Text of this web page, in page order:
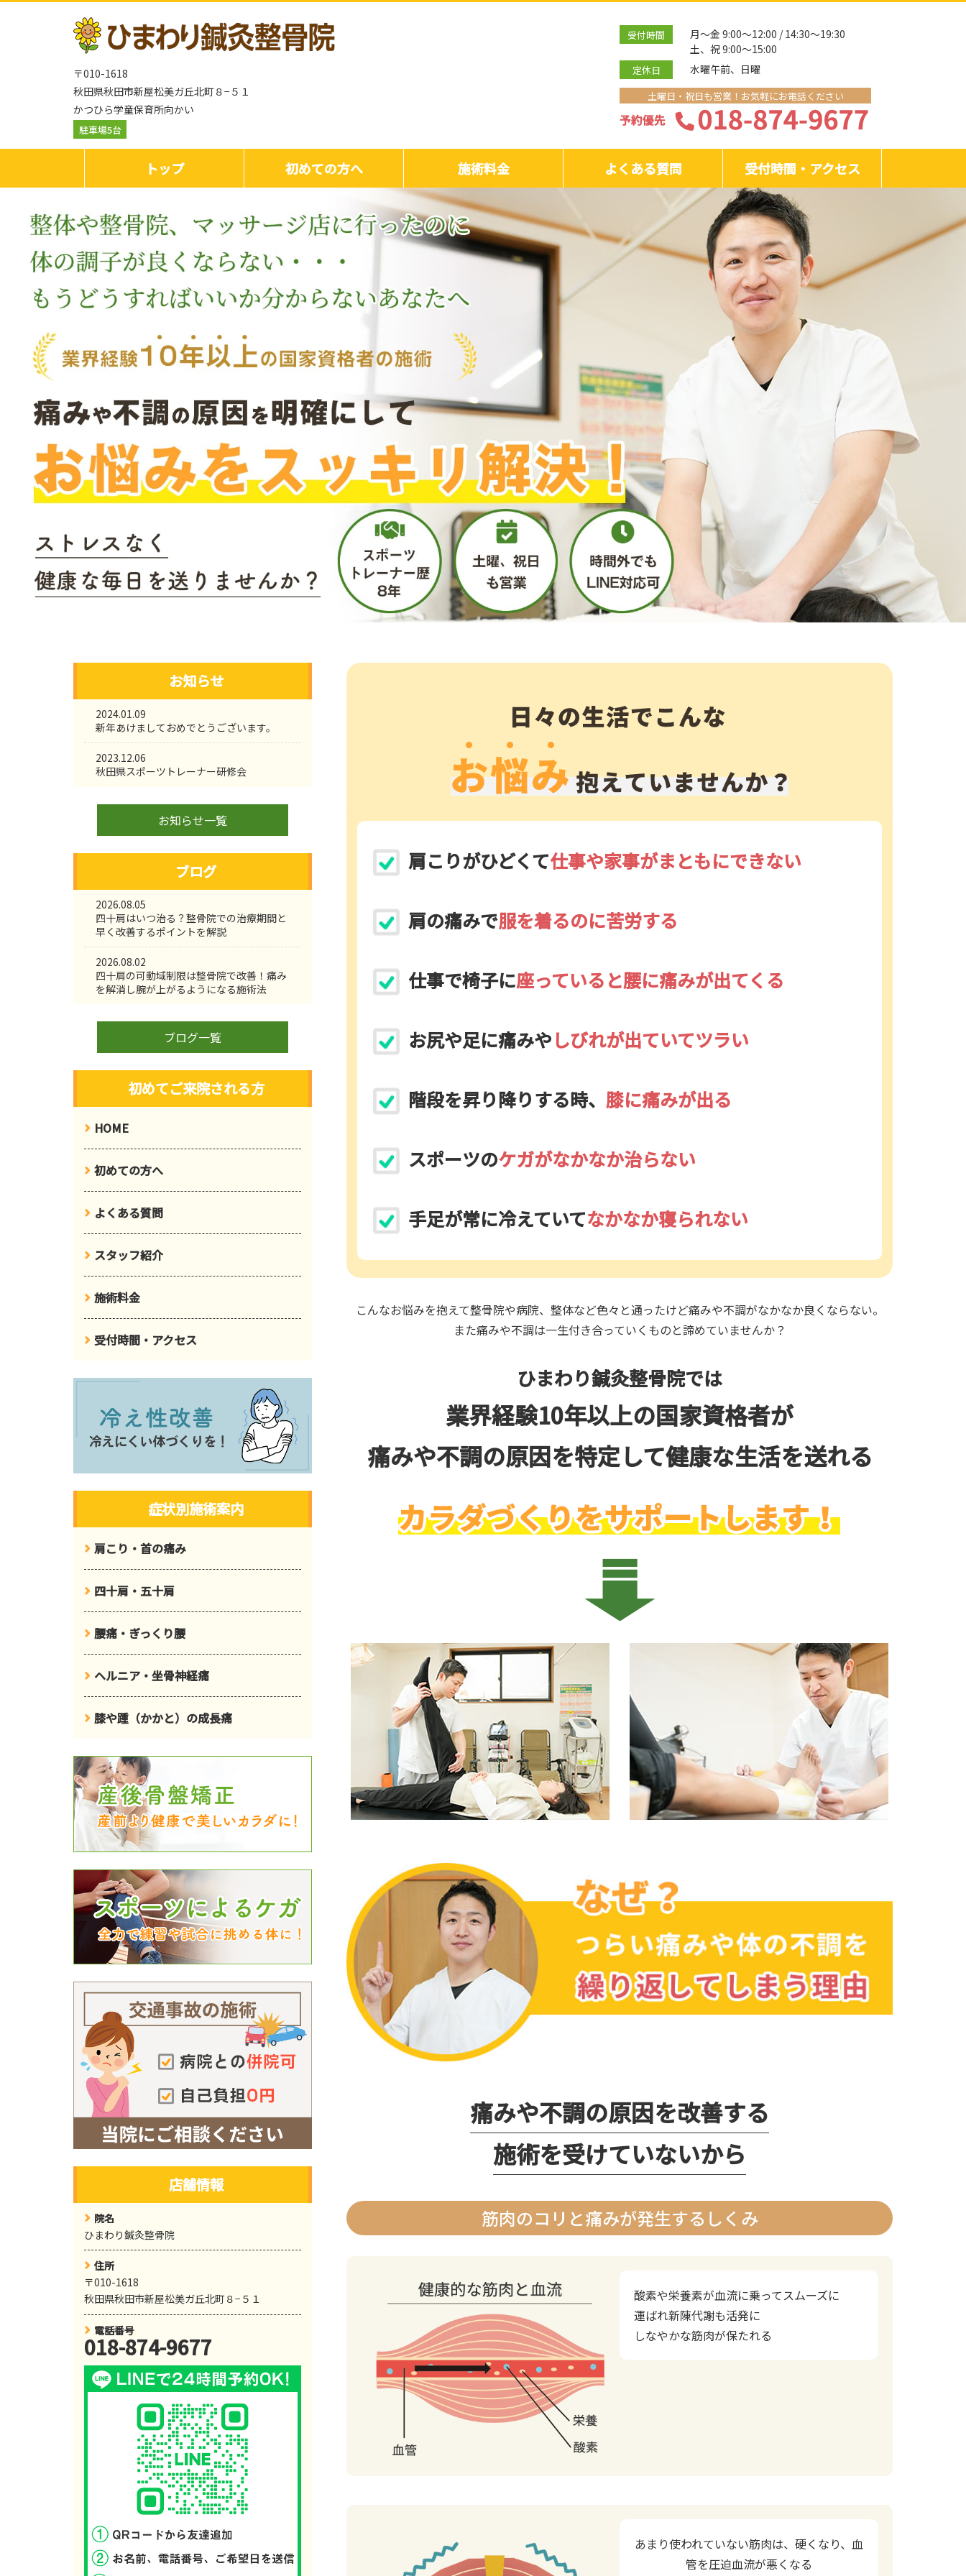
〒010-1618
秋田県秋田市新屋松美ガ丘北町８−５１
かつひら学童保育所向かい
駐車場5台
受付時間
月～金 9:00～12:00 / 14:30～19:30
土、祝 9:00～15:00
定休日 水曜午前、日曜
土曜日・祝日も営業！お気軽にお電話ください
トップ 初めての方へ 施術料金 よくある質問 受付時間・アクセス
肩こりがひどくて仕事や家事がまともにできない
肩の痛みで服を着るのに苦労する
仕事で椅子に座っていると腰に痛みが出てくる
お尻や足に痛みやしびれが出ていてツラい
階段を昇り降りする時、 膝に痛みが出る
スポーツのケガがなかなか治らない
手足が常に冷えていてなかなか寝られない
こんなお悩みを抱えて整骨院や病院、整体など色々と通ったけど痛みや不調がなかなか良くならない。
また痛みや不調は一生付き合っていくものと諦めていませんか？
ひまわり鍼灸整骨院では
業界経験10年以上の国家資格者が
痛みや不調の原因を特定して健康な生活を送れる
痛みや不調の原因を改善する
施術を受けていないから
筋肉のコリと痛みが発生するしくみ
酸素や栄養素が血流に乗ってスムーズに
運ばれ新陳代謝も活発に
しなやかな筋肉が保たれる
あまり使われていない筋肉は、硬くなり、血
管を圧迫血流が悪くなる
お知らせ
2024.01.09
新年あけましておめでとうございます。
2023.12.06
秋田県スポーツトレーナー研修会
お知らせ一覧
ブログ
2026.08.05
四十肩はいつ治る？整骨院での治療期間と
早く改善するポイントを解説
2026.08.02
四十肩の可動域制限は整骨院で改善！痛み
を解消し腕が上がるようになる施術法
ブログ一覧
初めてご来院される方
HOME
初めての方へ
よくある質問
スタッフ紹介
施術料金
受付時間・アクセス
症状別施術案内
肩こり・首の痛み
四十肩・五十肩
腰痛・ぎっくり腰
ヘルニア・坐骨神経痛
膝や踵（かかと）の成長痛
店舗情報
院名
ひまわり鍼灸整骨院
住所
〒010-1618
秋田県秋田市新屋松美ガ丘北町８−５１
電話番号
018-874-9677